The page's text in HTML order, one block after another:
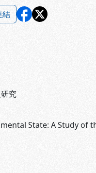
結
究
State: A Study of